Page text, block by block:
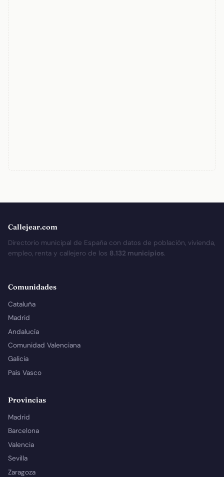
Callejear.com
Directorio municipal de España con datos de población, vivienda,
empleo, renta y callejero de los 8.132 municipios.
Comunidades
Cataluña
Madrid
Andalucía
Comunidad Valenciana
Galicia
País Vasco
Provincias
Madrid
Barcelona
Valencia
Sevilla
Zaragoza